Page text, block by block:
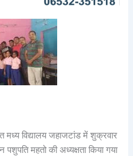
मध्य विद्यालय जहाजटांड में शुक्रवार
महतो की अध्यक्षता किया गया